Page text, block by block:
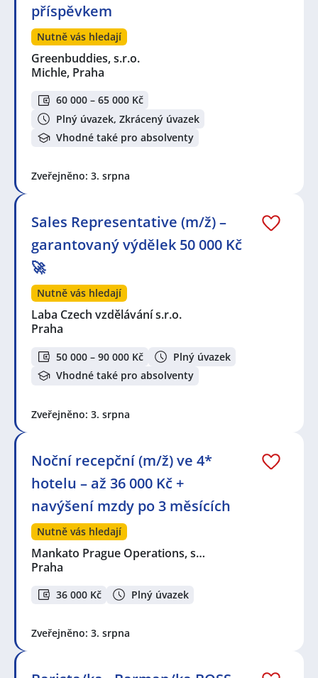
příspěvkem
Nutně vás hledají
Greenbuddies, s.r.o.
Michle, Praha
60 000 – 65 000 Kč
Plný úvazek, Zkrácený úvazek
Vhodné také pro absolventy
Zveřejněno: 3. srpna
Sales Representative (m/ž) –
garantovaný výdělek 50 000 Kč
🚀
Nutně vás hledají
Laba Czech vzdělávání s.r.o.
Praha
50 000 – 90 000 Kč
Plný úvazek
Vhodné také pro absolventy
Zveřejněno: 3. srpna
Noční recepční (m/ž) ve 4*
hotelu – až 36 000 Kč +
navýšení mzdy po 3 měsících
Nutně vás hledají
Mankato Prague Operations, s…
Praha
36 000 Kč Plný úvazek
Zveřejněno: 3. srpna